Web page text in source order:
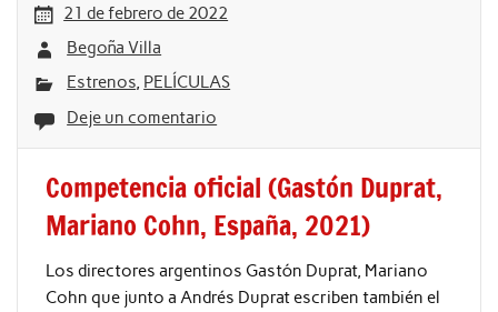
21 de febrero de 2022
Begoña Villa
Estrenos, PELÍCULAS
Deje un comentario
Competencia oficial (Gastón Duprat,
Mariano Cohn, España, 2021)
Los directores argentinos Gastón Duprat, Mariano
Cohn que junto a Andrés Duprat escriben también el